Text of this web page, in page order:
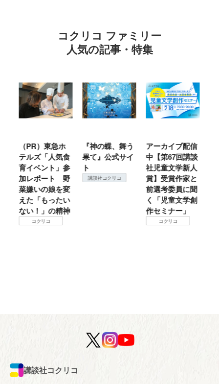
コクリコ ファミリー
人気の記事・特集
）東急ホ
ズ「人気食
ベント」参
ポート 野
いの娘を変
「もったい
！」の精神
『神の蝶、舞う
果て』公式サイ
ト
講談社コクリコ
アーカイブ配信
中【第67回講談
社児童文学新人
賞】受賞作家と
前選考委員に聞
く「児童文学創
作セミナー」
仙台の冬
地方では
暖？ 本
ころは仙
て検証す
コクリコ
講談社コクリコ